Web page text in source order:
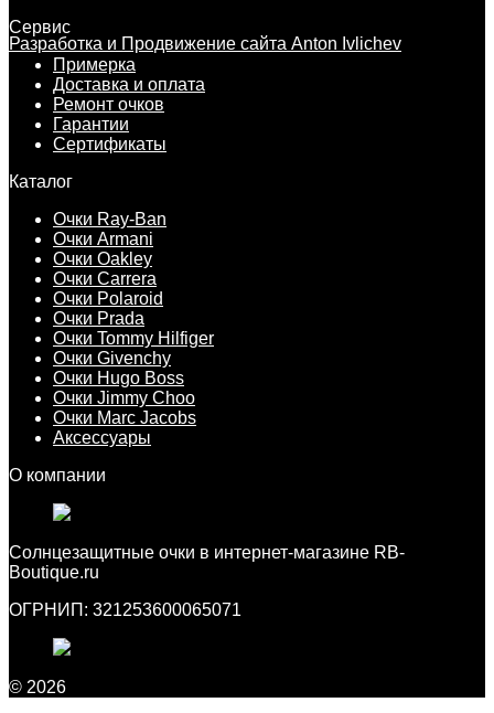
Разработка и Продвижение сайта Anton Ivlichev
Сервис
Примерка
Доставка и оплата
Ремонт очков
Гарантии
Сертификаты
Каталог
Очки Ray-Ban
Очки Armani
Очки Oakley
Очки Carrera
Очки Polaroid
Очки Prada
Очки Tommy Hilfiger
Очки Givenchy
Очки Hugo Boss
Очки Jimmy Choo
Очки Marc Jacobs
Аксессуары
О компании
Cолнцезащитные очки в интернет-магазине RB-
Boutique.ru
ОГРНИП: 321253600065071
© 2026